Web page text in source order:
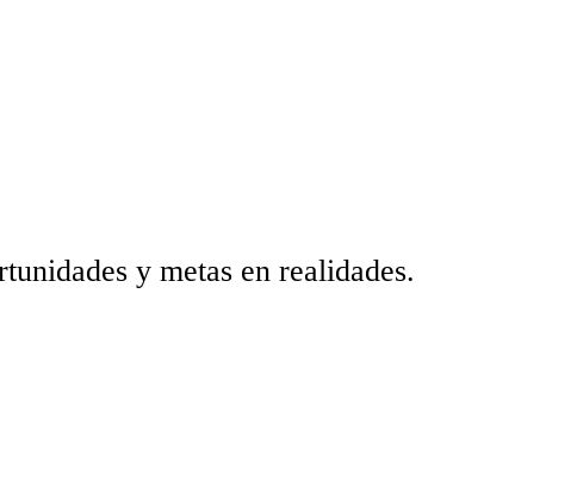
desafíos en oportunidades y metas en realidades.